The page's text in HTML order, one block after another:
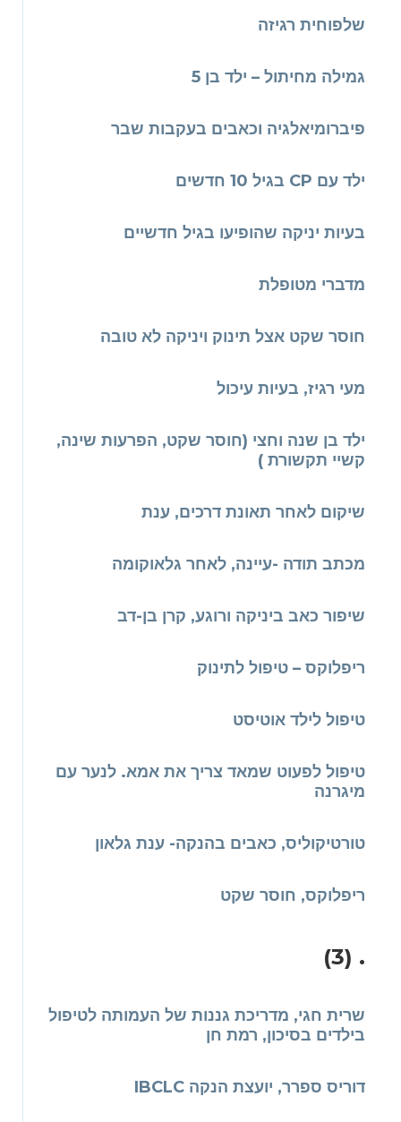
שלפוחית רגיזה
גמילה מחיתול – ילד בן 5
פיברומיאלגיה וכאבים בעקבות שבר
ילד עם CP בגיל 10 חדשים
בעיות יניקה שהופיעו בגיל חדשיים
מדברי מטופלת
חוסר שקט אצל תינוק ויניקה לא טובה
מעי רגיז, בעיות עיכול
ילד בן שנה וחצי (חוסר שקט, הפרעות שינה,
קשיי תקשורת )
שיקום לאחר תאונת דרכים, ענת
מכתב תודה -עיינה, לאחר גלאוקומה
שיפור כאב ביניקה ורוגע, קרן בן-דב
ריפלוקס – טיפול לתינוק
טיפול לילד אוטיסט
טיפול לפעוט שמאד צריך את אמא. לנער עם
מיגרנה
טורטיקוליס, כאבים בהנקה- ענת גלאון
ריפלוקס, חוסר שקט
. (3)
שרית חגי, מדריכת גננות של העמותה לטיפול
בילדים בסיכון, רמת חן
דוריס ספרר, יועצת הנקה IBCLC